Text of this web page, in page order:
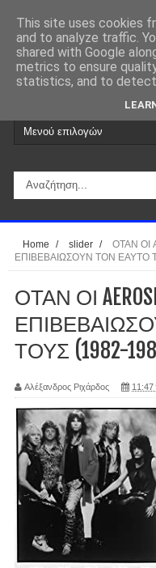
Home / slider /
ΟΤΑΝ ΟΙ
ΕΠΙΒΕΒΑΙΩΣΟΥΝ ΤΟΝ ΕΑΥΤΟ
ΟΤΑΝ ΟΙ
ΤΟΥΣ (1982-
Αλέξανδρος Ριχάρδος 11:47
This site uses cookies
and to analyze traffic.
shared with Google
metrics to ensure
statistics, and to detect